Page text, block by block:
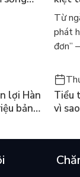
cẩm nang
cảm hứng lớn
biết yêu
trong những đặc
dòng
Từ
phát
đơn”
lợi Hàn
bản
Tiểu
vì